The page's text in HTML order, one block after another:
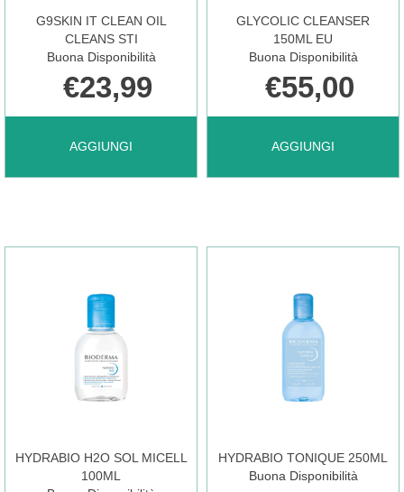
CARRELLO CARRELLO
G9SKIN IT CLEAN OIL
CLEANS STI
Buona Disponibilità
€23,99
AGGIUNGI
AGGIUNGI G9SKIN
GLYCOLIC CLEANSER
150ML EU
Buona Disponibilità
€55,00
AGGIUNGI
AGGIUNGI GLYCOLIC
CARRELLO
HYDRABIO H2O SOL MICELL
100ML
HYDRABIO TONIQUE 250ML
Buona Disponibilità